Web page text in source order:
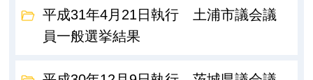
平成31年4月21日執行 土浦市議会議
員一般選挙結果